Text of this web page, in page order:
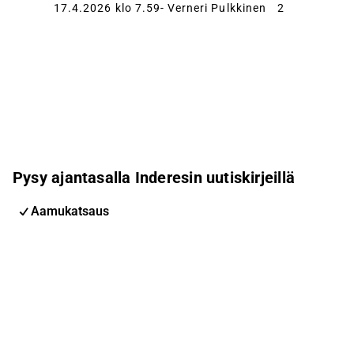
17.4.2026 klo 7.59- Verneri Pulkkinen 2
Pysy ajantasalla Inderesin uutiskirjeillä
Aamukatsaus